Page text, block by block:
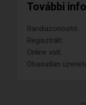
További
Randiazonosító:
Regisztrált:
Online volt:
Olvasatlan